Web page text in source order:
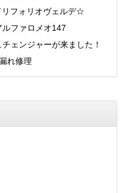
リフォリオヴェルデ☆
ファロメオ147
ェンジャーが来ました！
れ修理